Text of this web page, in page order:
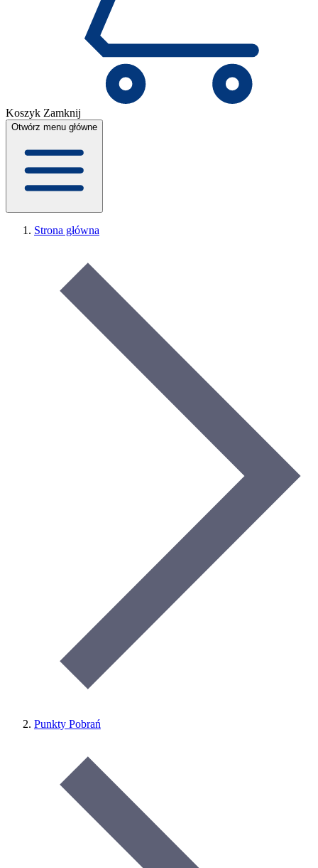
Koszyk Zamknij
Otwórz menu główne
Strona główna
Punkty Pobrań